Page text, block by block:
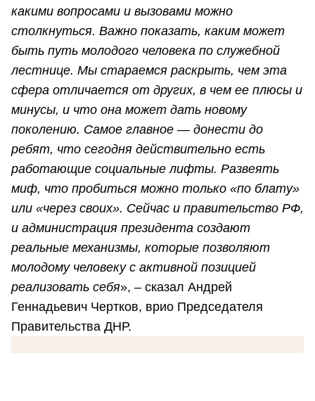
какими вопросами и вызовами можно
столкнуться. Важно показать, каким может
быть путь молодого человека по служебной
лестнице. Мы стараемся раскрыть, чем эта
сфера отличается от других, в чем ее плюсы и
минусы, и что она может дать новому
поколению. Самое главное — донести до
ребят, что сегодня действительно есть
работающие социальные лифты. Развеять
миф, что пробиться можно только «по блату»
или «через своих». Сейчас и правительство РФ,
и администрация президента создают
реальные механизмы, которые позволяют
молодому человеку с активной позицией
реализовать себя», – сказал Андрей
Геннадьевич Чертков, врио Председателя
Правительства ДНР.